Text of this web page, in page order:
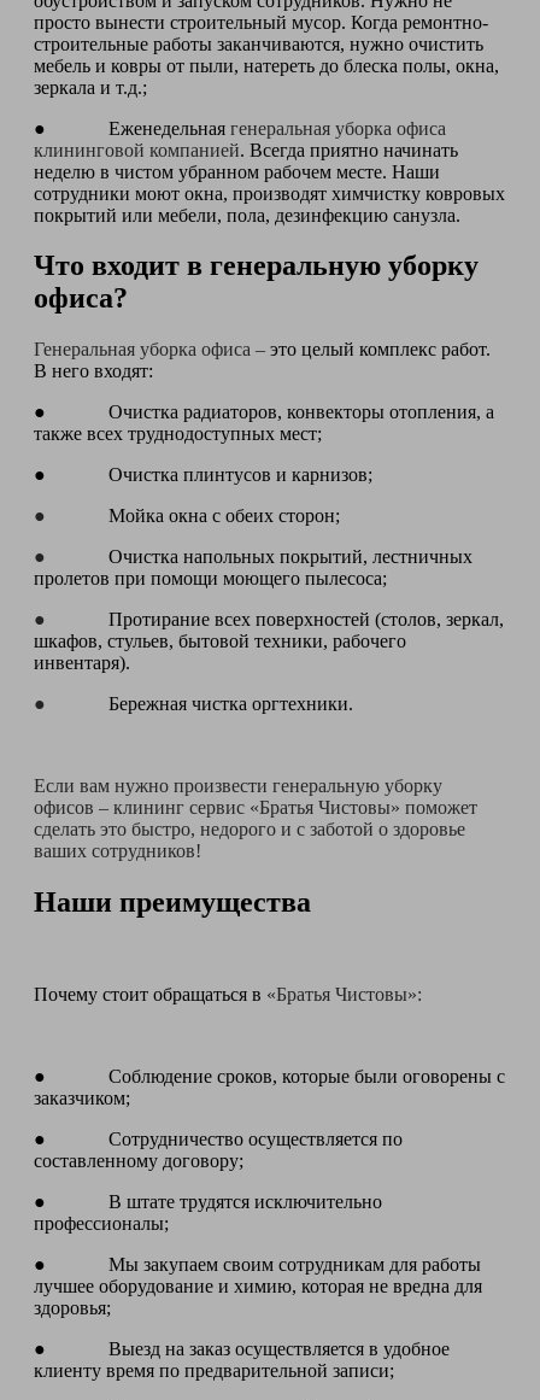
просто вынести строительный мусор. Когда ремонтно-
строительные работы заканчиваются, нужно очистить
мебель и ковры от пыли, натереть до блеска полы, окна,
зеркала и т.д.;
● Еженедельная генеральная уборка офиса
клининговой компанией. Всегда приятно начинать
неделю в чистом убранном рабочем месте. Наши
сотрудники моют окна, производят химчистку ковровых
покрытий или мебели, пола, дезинфекцию санузла.
Что входит в генеральную уборку
офиса?
Генеральная уборка офиса – это целый комплекс работ.
В него входят:
● Очистка радиаторов, конвекторы отопления, а
также всех труднодоступных мест;
● Очистка плинтусов и карнизов;
● Мойка окна с обеих сторон;
● Очистка напольных покрытий, лестничных
пролетов при помощи моющего пылесоса;
● Протирание всех поверхностей (столов, зеркал,
шкафов, стульев, бытовой техники, рабочего
инвентаря).
● Бережная чистка оргтехники.
Если вам нужно произвести генеральную уборку
офисов – клининг сервис «Братья Чистовы» поможет
сделать это быстро, недорого и с заботой о здоровье
ваших сотрудников!
Наши преимущества
Почему стоит обращаться в «Братья Чистовы»:
● Соблюдение сроков, которые были оговорены с
заказчиком;
● Сотрудничество осуществляется по
составленному договору;
● В штате трудятся исключительно
профессионалы;
● Мы закупаем своим сотрудникам для работы
лучшее оборудование и химию, которая не вредна для
здоровья;
● Выезд на заказ осуществляется в удобное
клиенту время по предварительной записи;